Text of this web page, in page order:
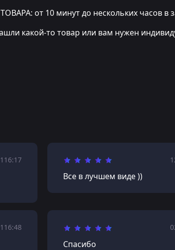
от 10 минут до нескольких часов в
какой-то товар или вам нужен
16:17
Все в лучшем виде ))
16:48
Спасибо